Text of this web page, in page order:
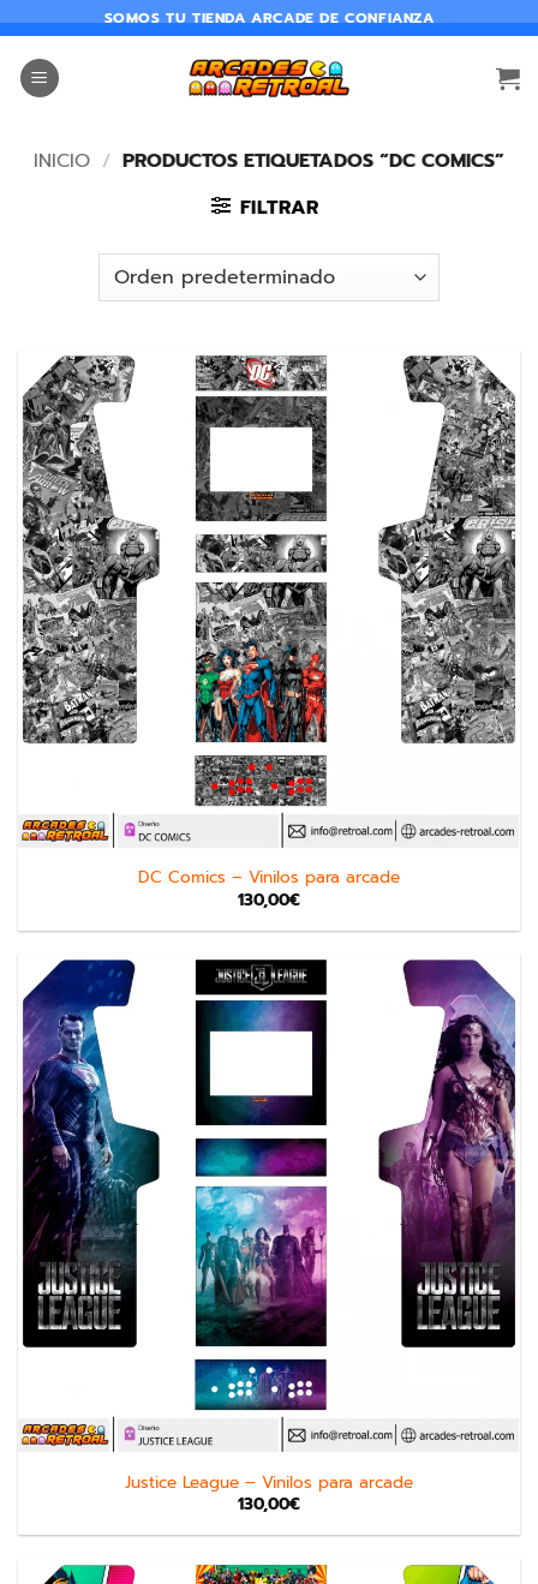
SOMOS TU TIENDA ARCADE DE CONFIANZA
INICIO / PRODUCTOS ETIQUETADOS “DC COMICS”
FILTRAR
DC Comics – Vinilos para arcade
130,00€
Justice League – Vinilos para arcade
130,00€